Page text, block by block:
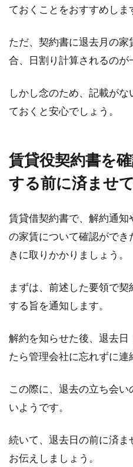
ておくことをおすすめしま
ただ、契約書に退去月の
合、日割り計算されるのが
しかし念のため、記載が
ておくと安心でしょう。
賃貸役契約書を
する前に済ませ
賃貸借契約書で、解約通知
の家賃について確認がで
きに取りかかりましょう。
まずは、前述した要領で
する旨を通知します。
解約を知らせた後、退去
たら管理会社に忘れずに連
この際に、退去の立ち会
いようです。
続いて、退去日の前に済
お伝えしましょう。